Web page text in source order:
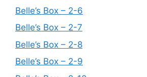
Belle’s Box – 2-6
Belle’s Box – 2-7
Belle’s Box – 2-8
Belle’s Box – 2-9